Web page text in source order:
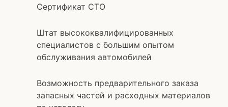
Сертификат СТО
Штат высококвалифицированных
специалистов с большим опытом
обслуживания автомобилей
Возможность предварительного заказа
запасных частей и расходных материалов